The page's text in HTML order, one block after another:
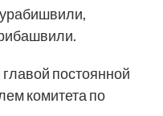
постоянной
комитета по